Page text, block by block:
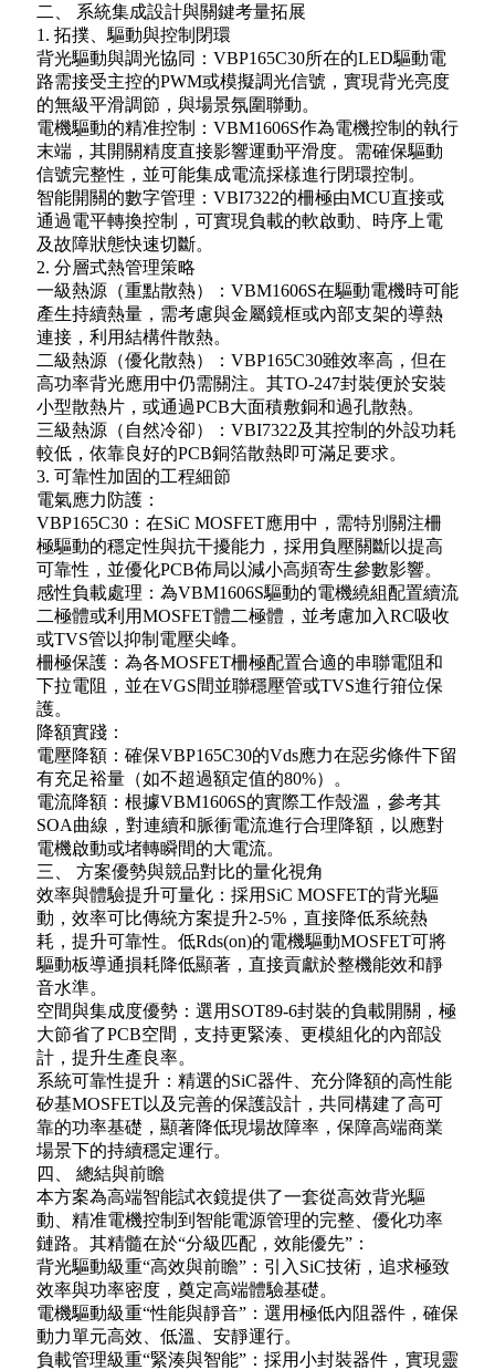
二、 系統集成設計與關鍵考量拓展
1. 拓撲、驅動與控制閉環
背光驅動與調光協同：VBP165C30所在的LED驅動電
路需接受主控的PWM或模擬調光信號，實現背光亮度
的無級平滑調節，與場景氛圍聯動。
電機驅動的精准控制：VBM1606S作為電機控制的執行
末端，其開關精度直接影響運動平滑度。需確保驅動
信號完整性，並可能集成電流採樣進行閉環控制。
智能開關的數字管理：VBI7322的柵極由MCU直接或
通過電平轉換控制，可實現負載的軟啟動、時序上電
及故障狀態快速切斷。
2. 分層式熱管理策略
一級熱源（重點散熱）：VBM1606S在驅動電機時可能
產生持續熱量，需考慮與金屬鏡框或內部支架的導熱
連接，利用結構件散熱。
二級熱源（優化散熱）：VBP165C30雖效率高，但在
高功率背光應用中仍需關注。其TO-247封裝便於安裝
小型散熱片，或通過PCB大面積敷銅和過孔散熱。
三級熱源（自然冷卻）：VBI7322及其控制的外設功耗
較低，依靠良好的PCB銅箔散熱即可滿足要求。
3. 可靠性加固的工程細節
電氣應力防護：
VBP165C30：在SiC MOSFET應用中，需特別關注柵
極驅動的穩定性與抗干擾能力，採用負壓關斷以提高
可靠性，並優化PCB佈局以減小高頻寄生參數影響。
感性負載處理：為VBM1606S驅動的電機繞組配置續流
二極體或利用MOSFET體二極體，並考慮加入RC吸收
或TVS管以抑制電壓尖峰。
柵極保護：為各MOSFET柵極配置合適的串聯電阻和
下拉電阻，並在VGS間並聯穩壓管或TVS進行箝位保
護。
降額實踐：
電壓降額：確保VBP165C30的Vds應力在惡劣條件下留
有充足裕量（如不超過額定值的80%）。
電流降額：根據VBM1606S的實際工作殼溫，參考其
SOA曲線，對連續和脈衝電流進行合理降額，以應對
電機啟動或堵轉瞬間的大電流。
三、 方案優勢與競品對比的量化視角
效率與體驗提升可量化：採用SiC MOSFET的背光驅
動，效率可比傳統方案提升2-5%，直接降低系統熱
耗，提升可靠性。低Rds(on)的電機驅動MOSFET可將
驅動板導通損耗降低顯著，直接貢獻於整機能效和靜
音水準。
空間與集成度優勢：選用SOT89-6封裝的負載開關，極
大節省了PCB空間，支持更緊湊、更模組化的內部設
計，提升生產良率。
系統可靠性提升：精選的SiC器件、充分降額的高性能
矽基MOSFET以及完善的保護設計，共同構建了高可
靠的功率基礎，顯著降低現場故障率，保障高端商業
場景下的持續穩定運行。
四、 總結與前瞻
本方案為高端智能試衣鏡提供了一套從高效背光驅
動、精准電機控制到智能電源管理的完整、優化功率
鏈路。其精髓在於“分級匹配，效能優先”：
背光驅動級重“高效與前瞻”：引入SiC技術，追求極致
效率與功率密度，奠定高端體驗基礎。
電機驅動級重“性能與靜音”：選用極低內阻器件，確保
動力單元高效、低溫、安靜運行。
負載管理級重“緊湊與智能”：採用小封裝器件，實現靈